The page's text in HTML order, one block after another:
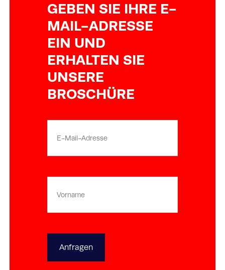
GEBEN SIE IHRE E-
MAIL-ADRESSE
EIN UND
ERHALTEN SIE
UNSERE
BROSCHÜRE
mailadres